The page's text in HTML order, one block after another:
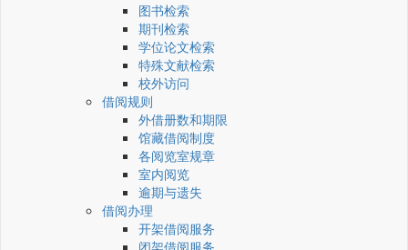
图书检索
期刊检索
学位论文检索
特殊文献检索
校外访问
借阅规则
外借册数和期限
馆藏借阅制度
各阅览室规章
室内阅览
逾期与遗失
借阅办理
开架借阅服务